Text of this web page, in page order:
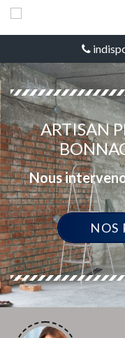
ARTISAN
Nous
NOS